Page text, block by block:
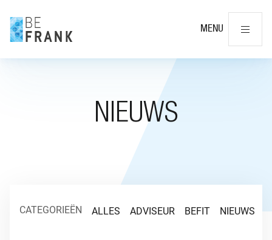
MENU
NIEUWS
CATEGORIEËN ALLES ADVISEUR BEFIT NIEUWS